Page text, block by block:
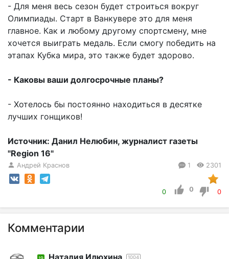
- Для меня весь сезон будет строиться вокруг
Олимпиады. Старт в Ванкувере это для меня
главное. Как и любому другому спортсмену, мне
хочется выиграть медаль. Если смогу победить на
этапах Кубка мира, это также будет здорово.
- Каковы ваши долгосрочные планы?
- Хотелось бы постоянно находиться в десятке
лучших гонщиков!
Источник: Данил Нелюбин, журналист газеты
"Region 16"
Андрей Краснов 1 2301
0 0 0
Комментарии
1004